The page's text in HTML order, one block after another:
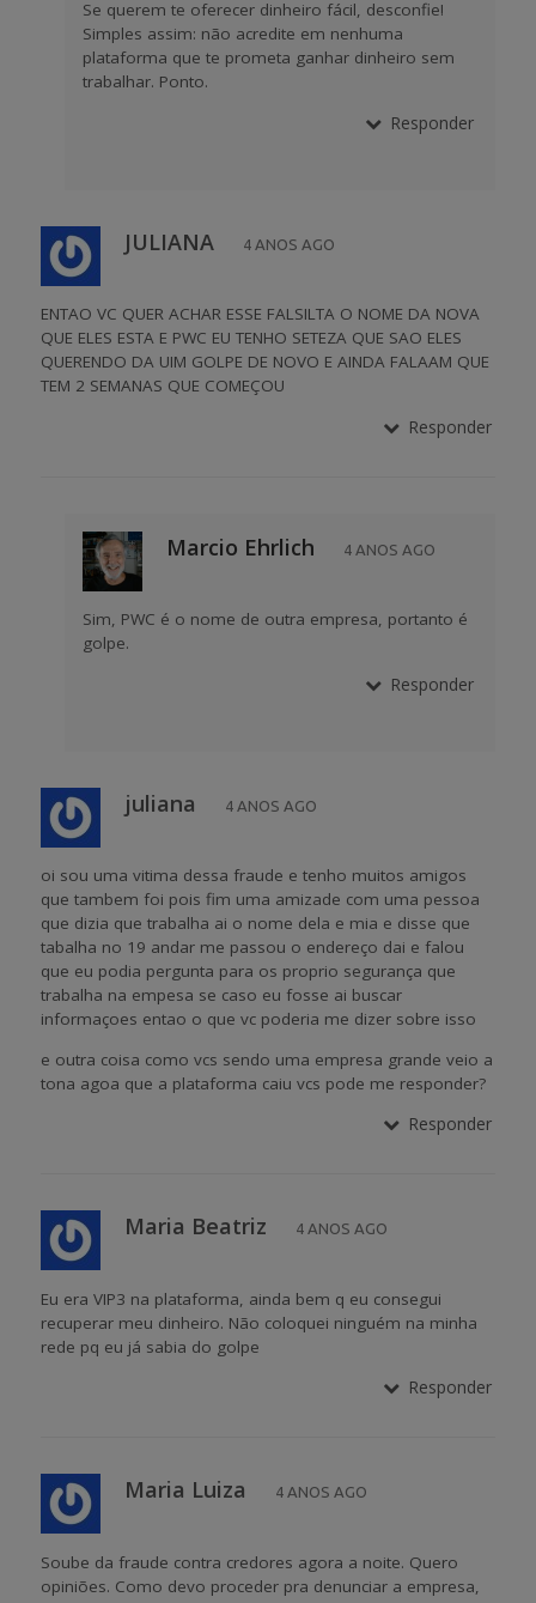
Se querem te oferecer dinheiro fácil, desconfie!
Simples assim: não acredite em nenhuma
plataforma que te prometa ganhar dinheiro sem
trabalhar. Ponto.
Responder
JULIANA 4 ANOS AGO
ENTAO VC QUER ACHAR ESSE FALSILTA O NOME DA NOVA
QUE ELES ESTA E PWC EU TENHO SETEZA QUE SAO ELES
QUERENDO DA UIM GOLPE DE NOVO E AINDA FALAAM QUE
TEM 2 SEMANAS QUE COMEÇOU
Responder
Marcio Ehrlich 4 ANOS AGO
Sim, PWC é o nome de outra empresa, portanto é
golpe.
Responder
juliana 4 ANOS AGO
oi sou uma vitima dessa fraude e tenho muitos amigos
que tambem foi pois fim uma amizade com uma pessoa
que dizia que trabalha ai o nome dela e mia e disse que
tabalha no 19 andar me passou o endereço dai e falou
que eu podia pergunta para os proprio segurança que
trabalha na empesa se caso eu fosse ai buscar
informaçoes entao o que vc poderia me dizer sobre isso
e outra coisa como vcs sendo uma empresa grande veio a
tona agoa que a plataforma caiu vcs pode me responder?
Responder
Maria Beatriz 4 ANOS AGO
Eu era VIP3 na plataforma, ainda bem q eu consegui
recuperar meu dinheiro. Não coloquei ninguém na minha
rede pq eu já sabia do golpe
Responder
Maria Luiza 4 ANOS AGO
Soube da fraude contra credores agora a noite. Quero
opiniões. Como devo proceder pra denunciar a empresa,